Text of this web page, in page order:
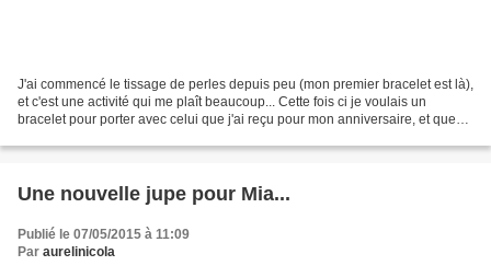
J'ai commencé le tissage de perles depuis peu (mon premier bracelet est là),
et c'est une activité qui me plaît beaucoup... Cette fois ci je voulais un
bracelet pour porter avec celui que j'ai reçu pour mon anniversaire, et que
Une nouvelle jupe pour Mia...
Publié le 07/05/2015 à 11:09
Par aurelinicola